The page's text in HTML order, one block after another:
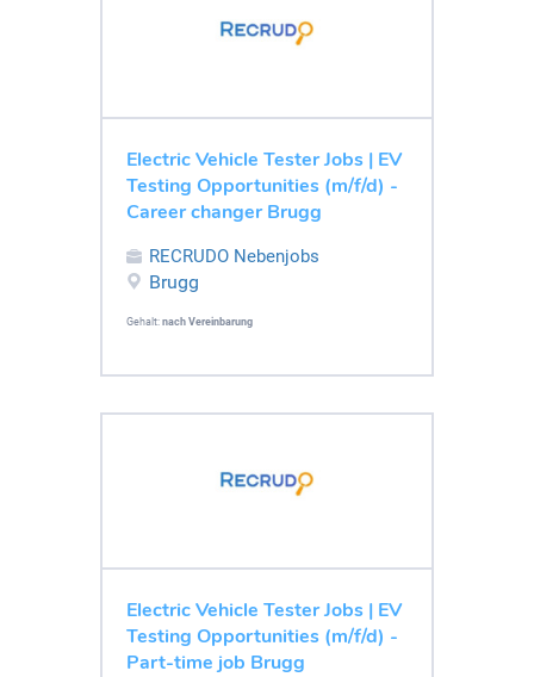
Electric Vehicle Tester Jobs | EV
Testing Opportunities (m/f/d) -
Career changer Brugg
RECRUDO Nebenjobs
Brugg
Gehalt: nach Vereinbarung
Electric Vehicle Tester Jobs | EV
Testing Opportunities (m/f/d) -
Part-time job Brugg